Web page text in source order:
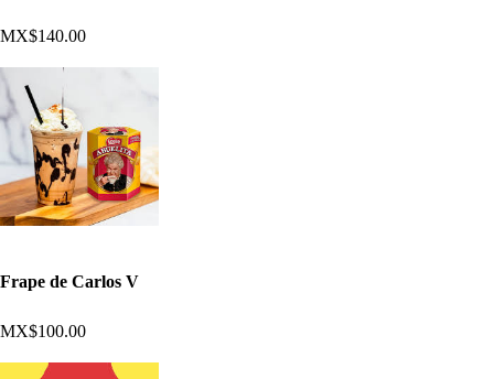
MX$140.00
Frape de Carlos V
MX$100.00